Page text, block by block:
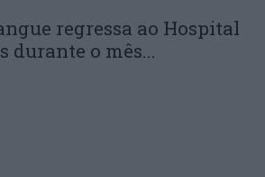
regressa ao Hospital
durante o mês...